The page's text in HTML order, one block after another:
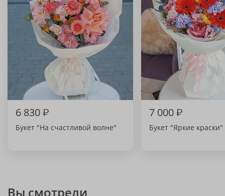
6 830₽
Букет "На счастливой волне"
7 000₽
Букет "Яркие краски"
Вы смотрели